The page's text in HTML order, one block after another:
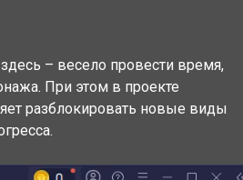
– весело провести время,
При этом в проекте
разблокировать новые виды